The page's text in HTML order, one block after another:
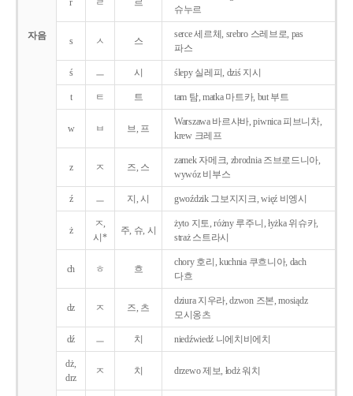
자음
r ㄹ 르
슈누르
s ㅅ 스
serce 세르체, srebro 스레브로, pas
파스
ś ㅡ 시 ślepy 실레피, dziś 지시
t ㅌ 트 tam 탐, matka 마트카, but 부트
w ㅂ 브, 프
Warszawa 바르샤바, piwnica 피브니차,
krew 크레프
z ㅈ 즈, 스
zamek 자메크, zbrodnia 즈브로드니아,
wywóz 비부스
ź ㅡ 지, 시 gwoździk 그보지지크, więź 비엥시
ż
ㅈ,
시*
주, 슈, 시
żyto 지토, różny 루주니, łyżka 위슈카,
straż 스트라시
ch ㅎ 흐
chory 호리, kuchnia 쿠흐니아, dach
다흐
dz ㅈ 즈, 츠
dziura 지우라, dzwon 즈본, mosiądz
모시옹츠
dź ㅡ 치 niedźwiedź 니에치비에치
dż,
drz
ㅈ 치 drzewo 제보, łodż 워치